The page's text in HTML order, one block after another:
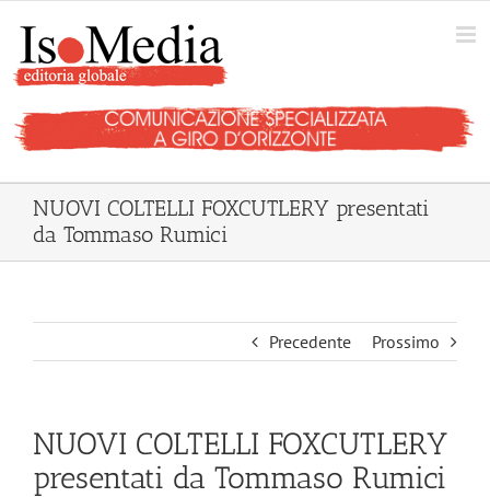
contenuto
NUOVI COLTELLI FOXCUTLERY presentati
da Tommaso Rumici
Precedente Prossimo
NUOVI COLTELLI FOXCUTLERY
presentati da Tommaso Rumici